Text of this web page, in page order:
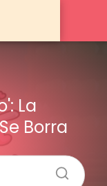
La
Borra